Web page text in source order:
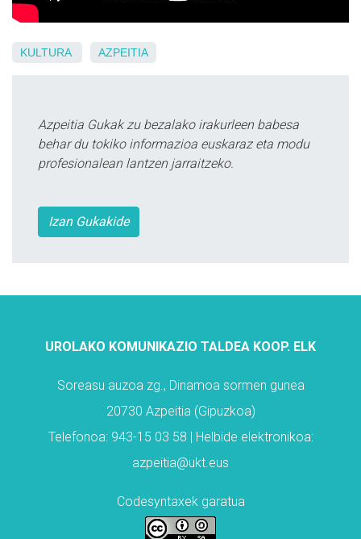
KULTURA AZPEITIA
Azpeitia Gukak zu bezalako irakurleen babesa
behar du tokiko informazioa euskaraz eta modu
profesionalean lantzen jarraitzeko.
Izan Gukakide
UROLAKO KOMUNIKAZIO TALDEA KOOP. ELK
Soreasu auzoa zg., Dinamoa sormen gunea
20730 Azpeitia (Gipuzkoa)
Telefonoa: 943-15 03 58 | Helbide elektronikoa:
azpeitia@ukt.eus
Codesyntaxek garatua